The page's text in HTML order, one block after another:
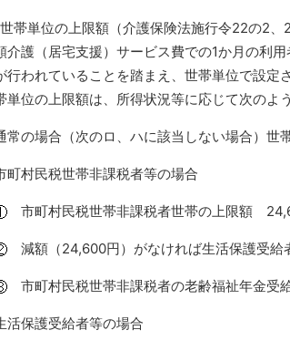
帯単位の上限額（介護保険法施行令22の2、
護（居宅支援）サービス費での1か月の利
行われていることを踏まえ、世帯単位で設定
位の上限額は、所得状況等に応じて次のよ
の場合（次のロ、ハに該当しない場合）
村民税世帯非課税者等の場合
市町村民税世帯非課税者世帯の上限額
減額（24,600円）がなければ生活保護受
市町村民税世帯非課税者の老齢福祉年金
保護受給者等の場合